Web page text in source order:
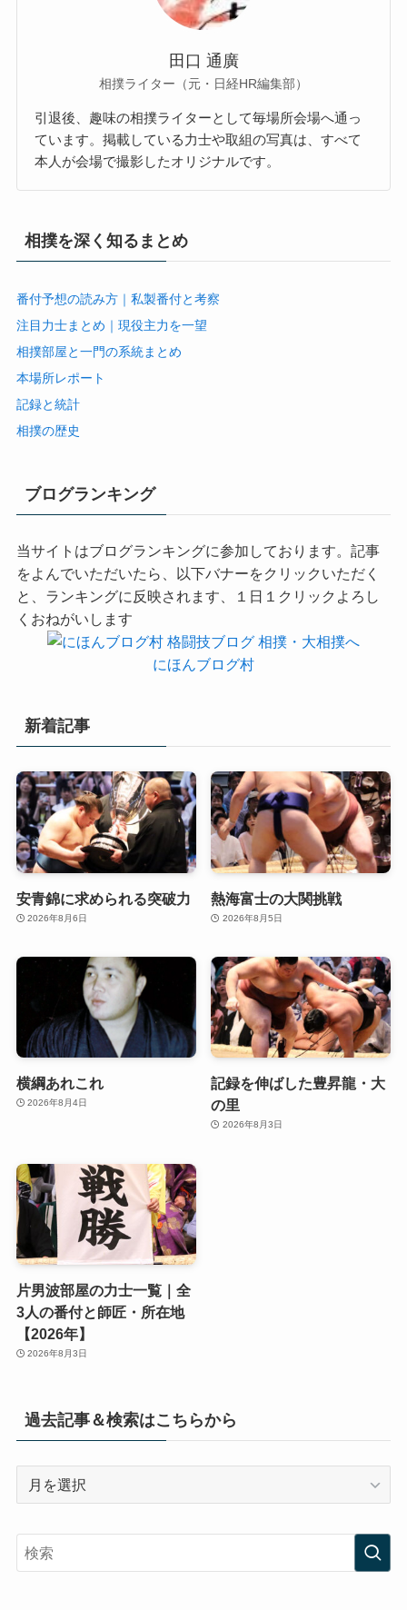
田口 通廣
相撲ライター（元・日経HR編集部）
引退後、趣味の相撲ライターとして毎場所会場へ通っ
ています。掲載している力士や取組の写真は、すべて
本人が会場で撮影したオリジナルです。
相撲を深く知るまとめ
番付予想の読み方｜私製番付と考察
注目力士まとめ｜現役主力を一望
相撲部屋と一門の系統まとめ
本場所レポート
記録と統計
相撲の歴史
ブログランキング
当サイトはブログランキングに参加しております。記事
をよんでいただいたら、以下バナーをクリックいただく
と、ランキングに反映されます、１日１クリックよろし
くおねがいします
にほんブログ村
新着記事
安青錦に求められる突破力
2026年8月6日
熱海富士の大関挑戦
2026年8月5日
横綱あれこれ
2026年8月4日
記録を伸ばした豊昇龍・大
の里
2026年8月3日
片男波部屋の力士一覧｜全
3人の番付と師匠・所在地
【2026年】
2026年8月3日
過去記事＆検索はこちらから
事
＆